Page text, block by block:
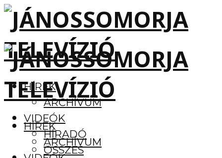
HÍREK
ARCHÍVUM
VIDEÓK
HÍRADÓ
ÖSSZES
HÍREK
ARCHÍVUM